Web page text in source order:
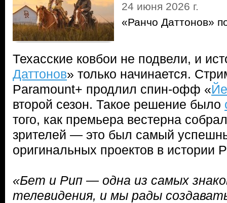
24 июня 2026 г.
«Ранчо Даттонов»
Техасские ковбои не подвели, и
Даттонов» только начинается.
Paramount+ продлил спин-офф «
второй сезон. Такое решение было
того, как премьера вестерна
зрителей — это был самый
оригинальных проектов в истории
«Бет и Рип — одна из самых
телевидения, и мы рады